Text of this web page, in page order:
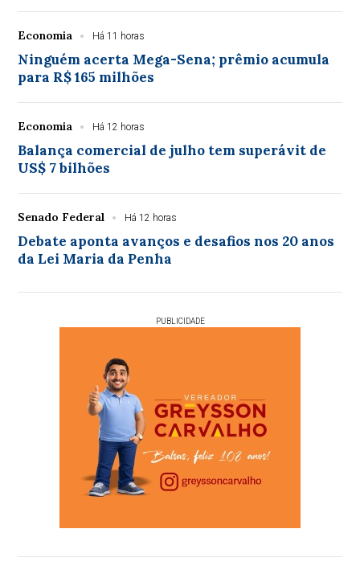
Economia Há 11 horas
Ninguém acerta Mega-Sena; prêmio acumula
para R$ 165 milhões
Economia Há 12 horas
Balança comercial de julho tem superávit de
US$ 7 bilhões
Senado Federal Há 12 horas
Debate aponta avanços e desafios nos 20 anos
da Lei Maria da Penha
PUBLICIDADE